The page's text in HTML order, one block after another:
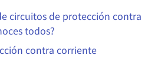
circuitos de protección contra
todos?
contra corriente